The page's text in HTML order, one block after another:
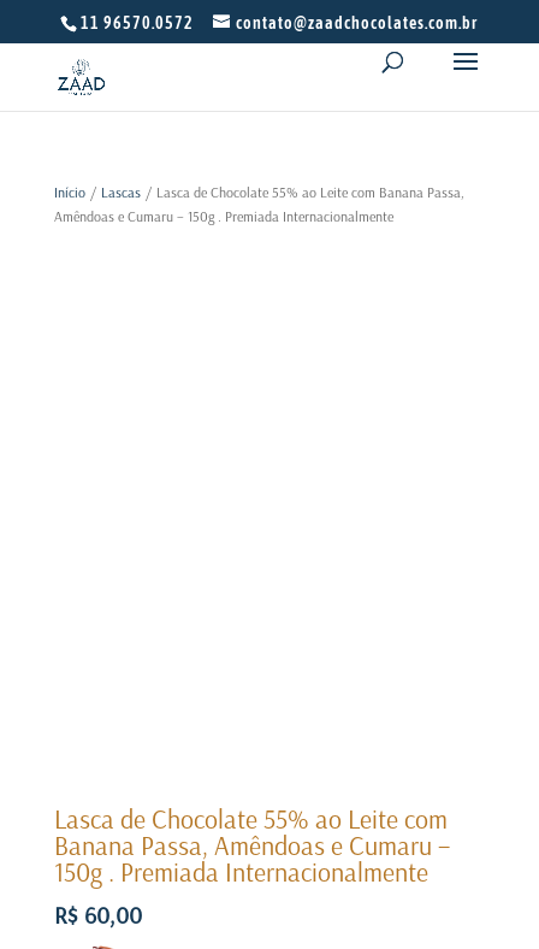
11 96570.0572 contato@zaadchocolates.com.br
Início/ Lascas/ Lasca de Chocolate 55% ao Leite com Banana Passa,
Amêndoas e Cumaru – 150g . Premiada Internacionalmente
Lasca de Chocolate 55% ao Leite com
Banana Passa, Amêndoas e Cumaru –
150g . Premiada Internacionalmente
R$60,00